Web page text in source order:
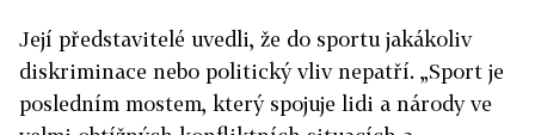
Její představitelé uvedli, že do sportu jakákoliv
diskriminace nebo politický vliv nepatří. „Sport je
posledním mostem, který spojuje lidi a národy ve